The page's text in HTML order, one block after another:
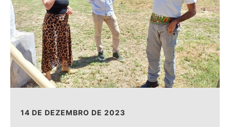
14 DE DEZEMBRO DE 2023